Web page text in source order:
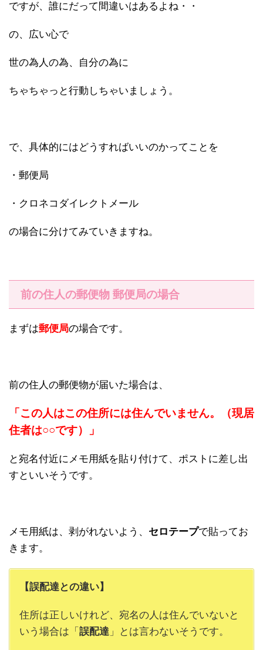
ですが、誰にだって間違いはあるよね・・
の、広い心で
世の為人の為、自分の為に
ちゃちゃっと行動しちゃいましょう。
で、具体的にはどうすればいいのかってことを
・郵便局
・クロネコダイレクトメール
の場合に分けてみていきますね。
前の住人の郵便物 郵便局の場合
まずは郵便局の場合です。
前の住人の郵便物が届いた場合は、
「この人はこの住所には住んでいません。（現居
住者は○○です）」
と宛名付近にメモ用紙を貼り付けて、ポストに差し出
すといいそうです。
メモ用紙は、剥がれないよう、 セロテープで貼ってお
きます。
【誤配達との違い】
住所は正しいけれど、宛名の人は住んでいないと
いう場合は「 誤配達 」とは言わないそうです。